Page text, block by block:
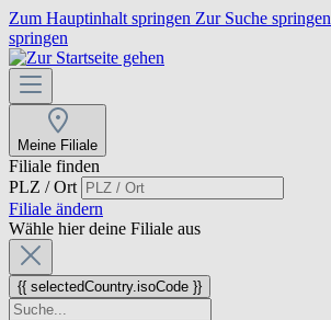
Zum Hauptinhalt springen Zur Suche springen
springen
Meine Filiale
Filiale finden
PLZ / Ort
Filiale ändern
Wähle hier deine Filiale aus
{{ selectedCountry.isoCode }}